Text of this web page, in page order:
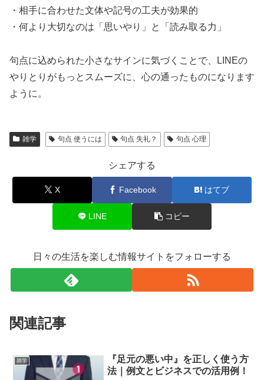
・相手に合わせた文体や記号の工夫が効果的
・何より大切なのは「思いやり」と「読み取る力」
句点に込められた小さなサインに気づくことで、LINEの
やりとりがもっとスムーズに、心の通ったものになります
ように。
雑学 句点 使うには 句点 失礼？ 句点 心理
シェアする
X Facebook はてブ
LINE コピー
日々の生活を楽しむ情報サイトをフォローする
関連記事
雑学
『足元の悪い中』を正しく使う方
法｜例文とビジネスでの活用例！